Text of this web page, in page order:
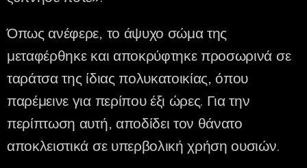
Όπως ανέφερε, το άψυχο σώμα της
μεταφέρθηκε και αποκρύφτηκε προσωρινά σε
ταράτσα της ίδιας πολυκατοικίας, όπου
παρέμεινε για περίπου έξι ώρες. Για την
περίπτωση αυτή, αποδίδει τον θάνατο
αποκλειστικά σε υπερβολική χρήση ουσιών.